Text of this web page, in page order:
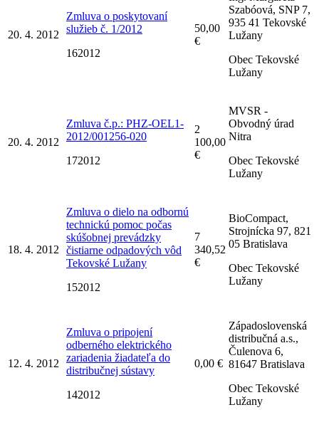
20. 4. 2012
Zmluva o poskytovaní
služieb č. 1/2012
162012
50,00
€
Szabóová, SNP 7,
935 41 Tekovské
Lužany
Obec Tekovské
Lužany
20. 4. 2012
Zmluva č.p.: PHZ-OEL1-
2012/001256-020
172012
2
100,00
€
MVSR -
Obvodný úrad
Nitra
Obec Tekovské
Lužany
18. 4. 2012
Zmluva o dielo na odbornú
technickú pomoc počas
skúšobnej prevádzky
čistiarne odpadových vôd
Tekovské Lužany
152012
7
340,52
€
BioCompact,
Strojnícka 97, 821
05 Bratislava
Obec Tekovské
Lužany
12. 4. 2012
Zmluva o pripojení
odberného elektrického
zariadenia žiadateľa do
distribučnej sústavy
142012
0,00 €
Západoslovenská
distribučná a.s.,
Čulenova 6,
81647 Bratislava
Obec Tekovské
Lužany